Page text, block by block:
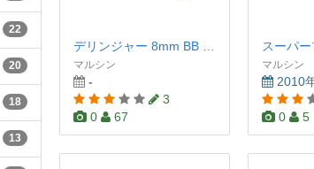
マルシン
-
3
0
67
マルシン
2010
0
5
22
20
18
13